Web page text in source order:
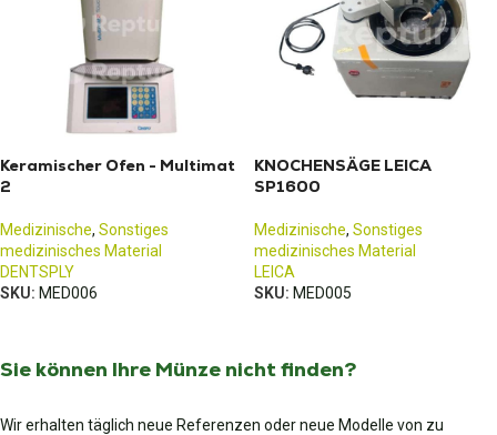
Keramischer Ofen - Multimat
2
Medizinische, Sonstiges
medizinisches Material
DENTSPLY
SKU: MED006
KNOCHENSÄGE LEICA
SP1600
Medizinische, Sonstiges
medizinisches Material
LEICA
SKU: MED005
Sie können Ihre Münze nicht finden?
Wir erhalten täglich neue Referenzen oder neue Modelle von zu